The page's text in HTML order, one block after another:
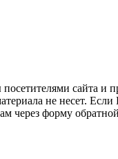
сайта и
не несет.
через форму